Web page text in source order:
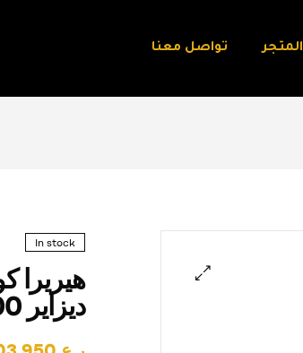
المتجر تواصل معنا
In stock
هيريرا
ديزاير 100 ملي